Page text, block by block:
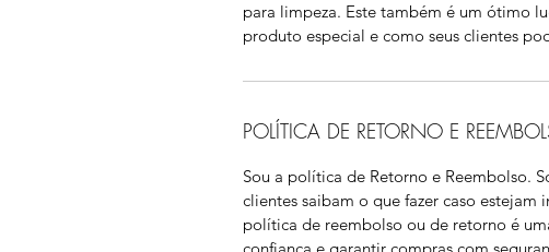
para limpeza. Este também é um ótimo
produto especial e como seus clientes
POLÍTICA DE RETORNO E
Sou a política de Retorno e Reembolso.
clientes saibam o que fazer caso estejam
política de reembolso ou de retorno é